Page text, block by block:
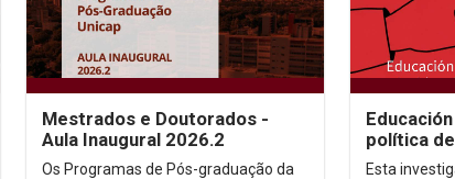
Mestrados e Doutorados -
Aula Inaugural 2026.2
Os Programas de Pós-graduação da
política
Esta